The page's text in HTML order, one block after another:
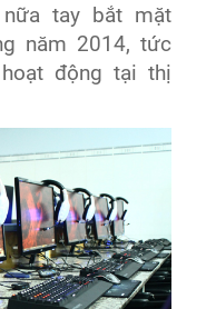
tay bắt mặt
năm 2014, tức
động tại thị